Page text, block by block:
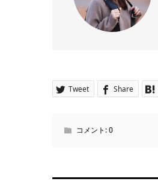
Tweet Share
コメント:0